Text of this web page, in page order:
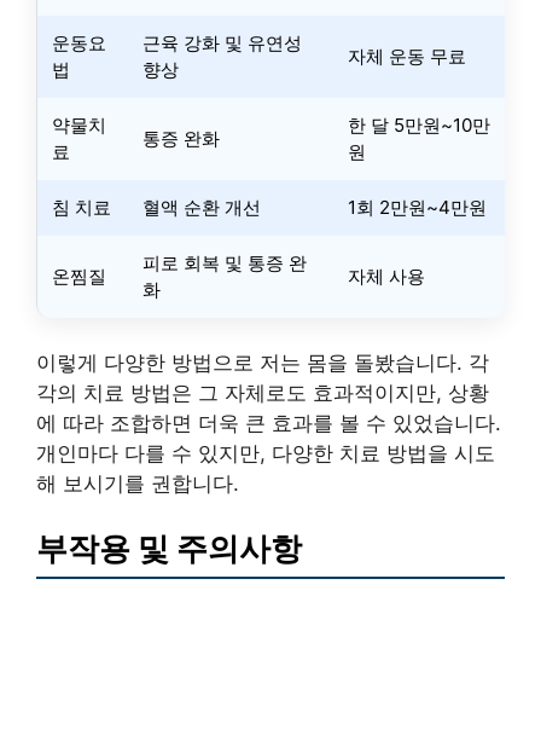
운동요
법
근육 강화 및 유연성
향상
자체 운동 무료
약물치
료
통증 완화
한 달 5만원~10만
원
침 치료 혈액 순환 개선 1회 2만원~4만원
온찜질
피로 회복 및 통증 완
화
자체 사용
이렇게 다양한 방법으로 저는 몸을 돌봤습니다. 각
각의 치료 방법은 그 자체로도 효과적이지만, 상황
에 따라 조합하면 더욱 큰 효과를 볼 수 있었습니다.
개인마다 다를 수 있지만, 다양한 치료 방법을 시도
해 보시기를 권합니다.
부작용 및 주의사항